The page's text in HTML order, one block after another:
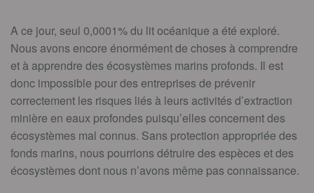
A ce jour, seul 0,0001% du lit océanique a été exploré.
Nous avons encore énormément de choses à comprendre
et à apprendre des écosystèmes marins profonds. Il est
donc impossible pour des entreprises de prévenir
correctement les risques liés à leurs activités d’extraction
minière en eaux profondes puisqu’elles concernent des
écosystèmes mal connus. Sans protection appropriée des
fonds marins, nous pourrions détruire des espèces et des
écosystèmes dont nous n’avons même pas connaissance.